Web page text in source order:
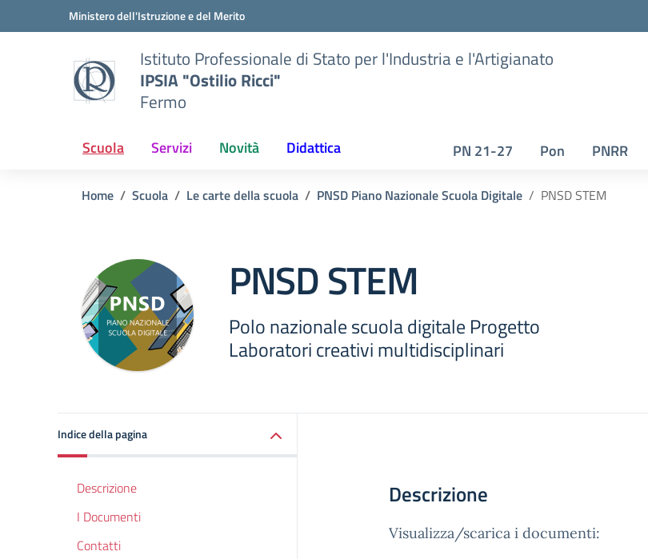
Vai ai contenuti
Vai al menu di navigazioneMinistero dell'Istruzione e del Merito
Istituto Professionale di Stato per l'Industria e l'Artigianato
IPSIA "Ostilio Ricci"
Fermo
Scuola Servizi Novità Didattica PN 21-27 Pon PNRR
Home Scuola Le carte della scuola PNSD Piano Nazionale Scuola Digitale PNSD STEM
PNSD STEM
Polo nazionale scuola digitale Progetto
Laboratori creativi multidisciplinari
Indice della pagina
Descrizione
I Documenti
Contatti
Descrizione
Visualizza/scarica i documenti: